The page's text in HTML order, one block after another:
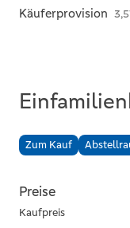
Käuferprovision
Zum Kauf
Preise
Kaufpreis